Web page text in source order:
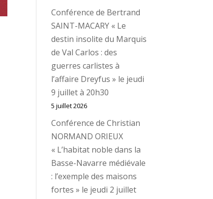
Conférence de Bertrand
SAINT-MACARY « Le
destin insolite du Marquis
de Val Carlos : des
guerres carlistes à
l’affaire Dreyfus » le jeudi
9 juillet à 20h30
5 juillet 2026
Conférence de Christian
NORMAND ORIEUX
« L’habitat noble dans la
Basse-Navarre médiévale
: l’exemple des maisons
fortes » le jeudi 2 juillet